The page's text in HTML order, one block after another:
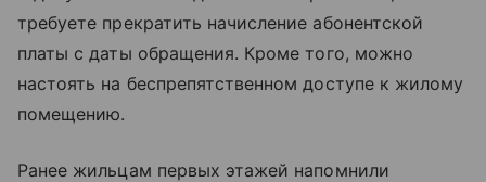
требуете прекратить начисление абонентской
платы с даты обращения. Кроме того, можно
настоять на беспрепятственном доступе к жилому
помещению.
Ранее жильцам первых этажей напомнили